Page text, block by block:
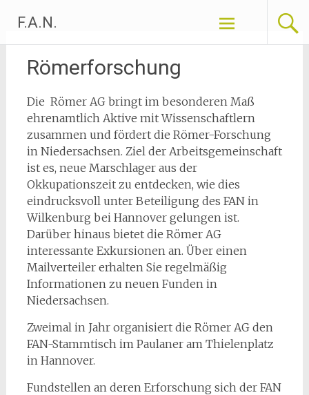
Inhalt
springen
F.A.N.
Römerforschung
Die Römer AG bringt im besonderen Maß
ehrenamtlich Aktive mit Wissenschaftlern
zusammen und fördert die Römer-Forschung
in Niedersachsen. Ziel der Arbeitsgemeinschaft
ist es, neue Marschlager aus der
Okkupationszeit zu entdecken, wie dies
eindrucksvoll unter Beteiligung des FAN in
Wilkenburg bei Hannover gelungen ist.
Darüber hinaus bietet die Römer AG
interessante Exkursionen an. Über einen
Mailverteiler erhalten Sie regelmäßig
Informationen zu neuen Funden in
Niedersachsen.
Zweimal in Jahr organisiert die Römer AG den
FAN-Stammtisch im Paulaner am Thielenplatz
in Hannover.
Fundstellen an deren Erforschung sich der FAN